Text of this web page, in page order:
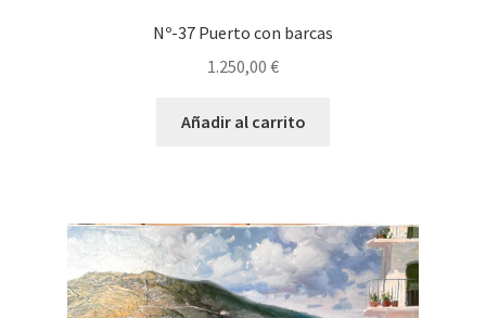
Nº-37 Puerto con barcas
1.250,00 €
Añadir al carrito